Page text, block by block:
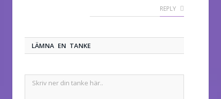
REPLY
LÄMNA EN TANKE